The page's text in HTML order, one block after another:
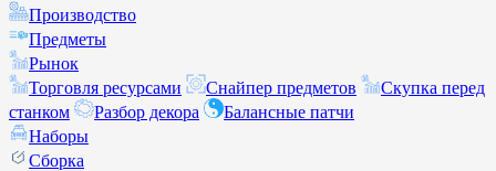
Производство
Предметы
Рынок
Торговля ресурсами
Снайпер предметов
Скупка перед
станком
Разбор декора
Балансные патчи
Наборы
Сборка